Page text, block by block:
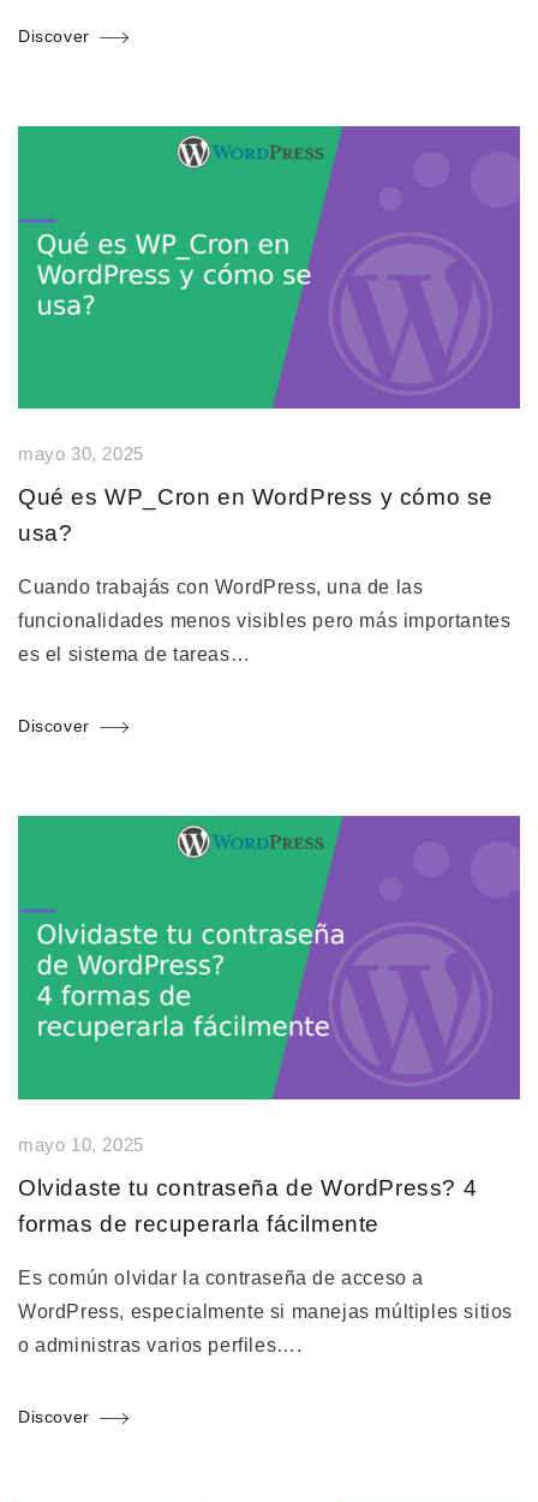
Discover
mayo 30, 2025
Qué es WP_Cron en WordPress y cómo se
usa?
Cuando trabajás con WordPress, una de las
funcionalidades menos visibles pero más importantes
es el sistema de tareas…
Discover
mayo 10, 2025
Olvidaste tu contraseña de WordPress? 4
formas de recuperarla fácilmente
Es común olvidar la contraseña de acceso a
WordPress, especialmente si manejas múltiples sitios
o administras varios perfiles….
Discover